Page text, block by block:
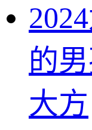
的
大方